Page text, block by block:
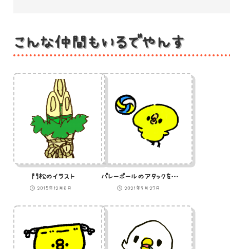
こんな仲間もいるでやんす
門松のイラスト
2015年12月6日
バレーボールのアタックを決めようとするひよこのイラスト
2021年9月27日